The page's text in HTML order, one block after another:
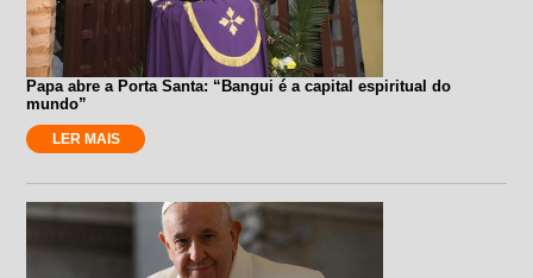
Papa abre a Porta Santa: “Bangui é a capital espiritual do
mundo”
LER MAIS